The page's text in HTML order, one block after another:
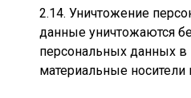
2.14. Уничтожение
данные уничтожаются
персональных данных
материальные